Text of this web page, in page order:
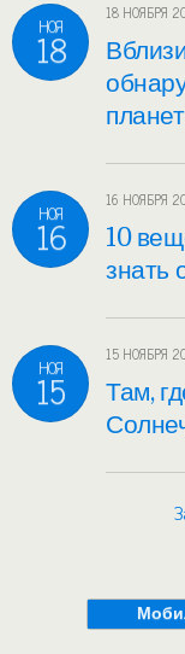
НОЯ
18
18 НОЯБРЯ
НОЯ
16
16 НОЯБРЯ
10
знать
НОЯ
15
15 НОЯБРЯ
Там,